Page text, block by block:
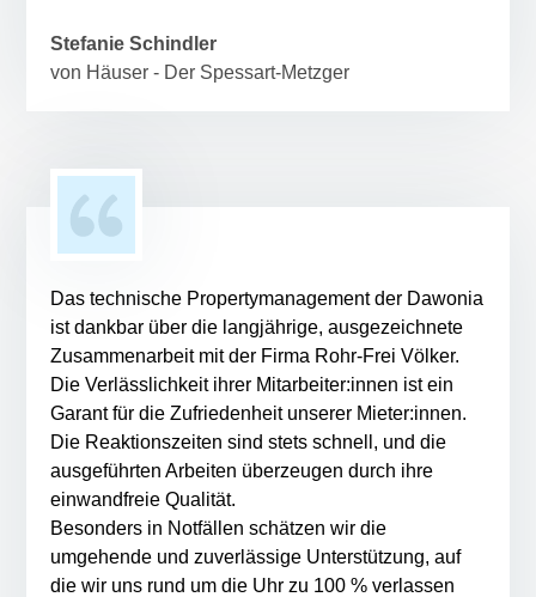
Stefanie Schindler
von Häuser - Der Spessart-Metzger
Das technische Propertymanagement der Dawonia
ist dankbar über die langjährige, ausgezeichnete
Zusammenarbeit mit der Firma Rohr-Frei Völker.
Die Verlässlichkeit ihrer Mitarbeiter:innen ist ein
Garant für die Zufriedenheit unserer Mieter:innen.
Die Reaktionszeiten sind stets schnell, und die
ausgeführten Arbeiten überzeugen durch ihre
einwandfreie Qualität.
Besonders in Notfällen schätzen wir die
umgehende und zuverlässige Unterstützung, auf
die wir uns rund um die Uhr zu 100 % verlassen